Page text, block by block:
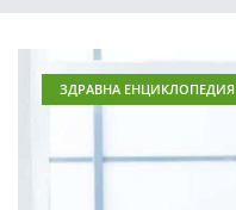
ЗДРАВНА ЕНЦИКЛОПЕДИЯ